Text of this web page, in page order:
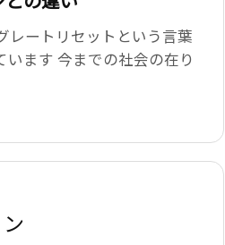
レートリセットという言葉
います 今までの社会の在り